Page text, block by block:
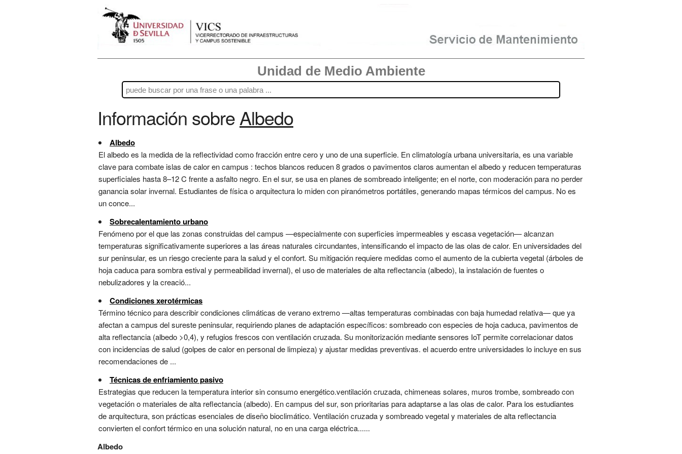
Unidad de Medio Ambiente
Información sobreAlbedo
Albedo
El albedo es la medida de la reflectividad como fracción entre cero y uno de una superficie. En climatología urbana universitaria, es una variable
clave para combate islas de calor en campus : techos blancos reducen 8 grados o pavimentos claros aumentan el albedo y reducen temperaturas
superficiales hasta 8–12 C frente a asfalto negro. En el sur, se usa en planes de sombreado inteligente; en el norte, con moderación para no perder
ganancia solar invernal. Estudiantes de física o arquitectura lo miden con piranómetros portátiles, generando mapas térmicos del campus. No es
un conce...
Sobrecalentamiento urbano
Fenómeno por el que las zonas construidas del campus —especialmente con superficies impermeables y escasa vegetación— alcanzan
temperaturas significativamente superiores a las áreas naturales circundantes, intensificando el impacto de las olas de calor. En universidades del
sur peninsular, es un riesgo creciente para la salud y el confort. Su mitigación requiere medidas como el aumento de la cubierta vegetal (árboles de
hoja caduca para sombra estival y permeabilidad invernal), el uso de materiales de alta reflectancia (albedo), la instalación de fuentes o
nebulizadores y la creació...
Condiciones xerotérmicas
Término técnico para describir condiciones climáticas de verano extremo —altas temperaturas combinadas con baja humedad relativa— que ya
afectan a campus del sureste peninsular, requiriendo planes de adaptación específicos: sombreado con especies de hoja caduca, pavimentos de
alta reflectancia (albedo >0,4), y refugios frescos con ventilación cruzada. Su monitorización mediante sensores IoT permite correlacionar datos
con incidencias de salud (golpes de calor en personal de limpieza) y ajustar medidas preventivas. el acuerdo entre universidades lo incluye en sus
recomendaciones de ...
Técnicas de enfriamiento pasivo
Estrategias que reducen la temperatura interior sin consumo energético.ventilación cruzada, chimeneas solares, muros trombe, sombreado con
vegetación o materiales de alta reflectancia (albedo). En campus del sur, son prioritarias para adaptarse a las olas de calor. Para los estudiantes
de arquitectura, son prácticas esenciales de diseño bioclimático. Ventilación cruzada y sombreado vegetal y materiales de alta reflectancia
convierten el confort térmico en una solución natural, no en una carga eléctrica......
Albedo